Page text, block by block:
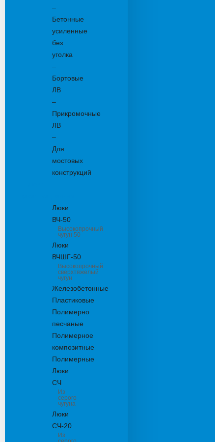
–
Бетонные
усиленные
без
уголка
–
Бортовые
ЛВ
–
Прикромочные
ЛВ
–
Для
мостовых
конструкций
Люки
ВЧ-50
Высокопрочный
чугун 50
Люки
ВЧШГ-50
Высокопрочный
сверхтяжелый
чугун
Железобетонные
Пластиковые
Полимерно
песчаные
Полимерное
композитные
Полимерные
Люки
СЧ
Из
серого
чугуна
Люки
СЧ-20
Из